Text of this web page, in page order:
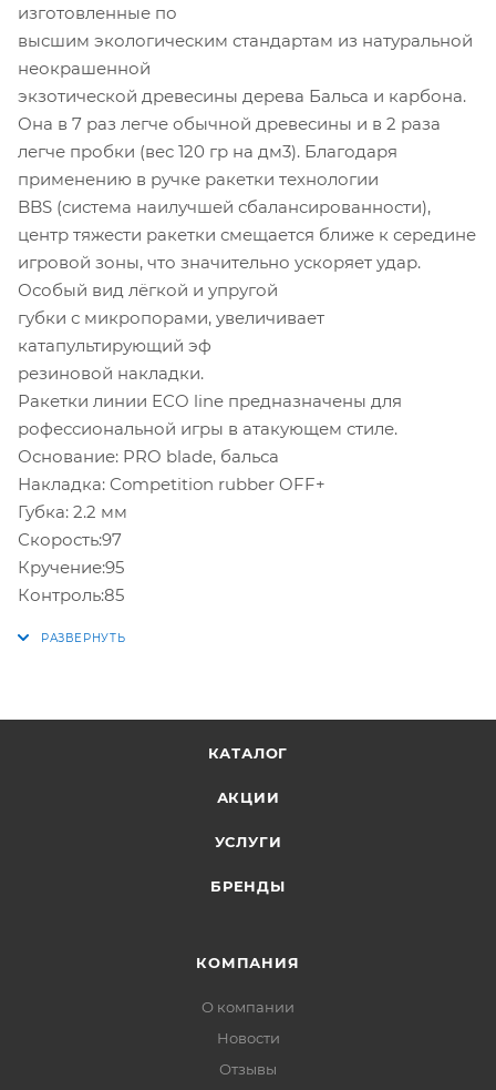
изготовленные по
высшим экологическим стандартам из натуральной
неокрашенной
экзотической древесины дерева Бальса и карбона.
Она в 7 раз легче обычной древесины и в 2 раза
легче пробки (вес 120 гр на дм3). Благодаря
применению в ручке ракетки технологии
BBS (система наилучшей сбалансированности),
центр тяжести ракетки смещается ближе к середине
игровой зоны, что значительно ускоряет удар.
Особый вид лёгкой и упругой
губки с микропорами, увеличивает
катапультирующий эф
резиновой накладки.
Ракетки линии ECO line предназначены для
рофессиональной игры в атакующем стиле.
Основание: PRO blade, бальса
Накладка: Competition rubber OFF+
Губка: 2.2 мм
Скорость:97
Кручение:95
Контроль:85
КАТАЛОГ
АКЦИИ
УСЛУГИ
БРЕНДЫ
КОМПАНИЯ
О компании
Новости
Отзывы